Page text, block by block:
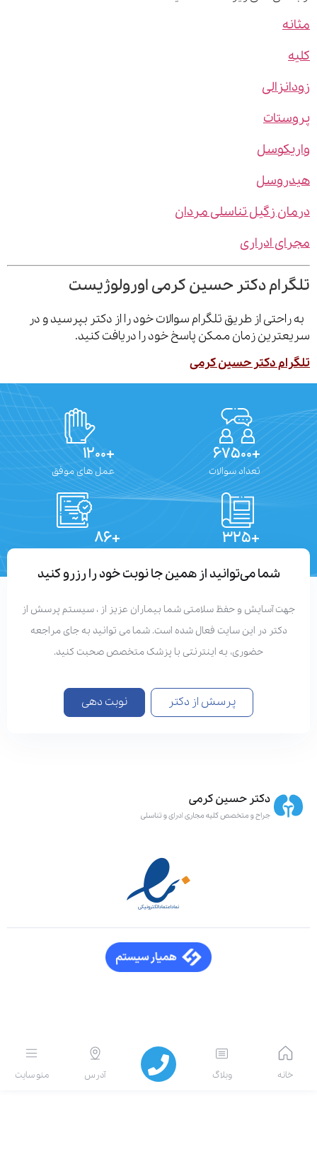
زگیل تناسلی مردان
ادراری
دکتر حسین کرمی اورولوژیست
از طریق تلگرام سوالات خود را از دکتر بپرسید و در
زمان ممکن پاسخ خود را دریافت کنید.
دکتر حسین کرمی
تعداد سوالات عمل های موفق
شما می‌توانید از همین جا نوبت خود را رزرو کنید
آسایش و حفظ سلامتی شما بیماران عزیز از ، سیستم پرسش از
دکتر در این سایت فعال شده است. شما می توانید به جای مراجعه
حضوری، به اینترنتی با پزشک متخصص صحبت کنید.
پرسش از دکتر نوبت دهی
منو سایت